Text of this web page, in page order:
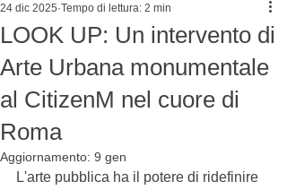
LOOK UP: Un intervento di
Arte Urbana monumentale
al CitizenM nel cuore di
Roma
24 dic 2025 Tempo di lettura: 2 min
Aggiornamento: 9 gen
L'arte pubblica ha il potere di ridefinire